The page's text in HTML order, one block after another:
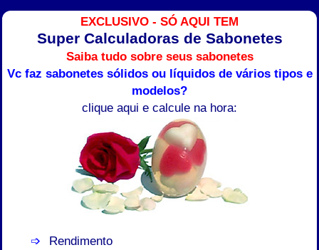
EXCLUSIVO - SÓ AQUI TEM
Super Calculadoras de Sabonetes
Saiba tudo sobre seus sabonetes
Vc faz sabonetes sólidos ou líquidos de vários tipos e
modelos?
clique aqui e calcule na hora:
Rendimento